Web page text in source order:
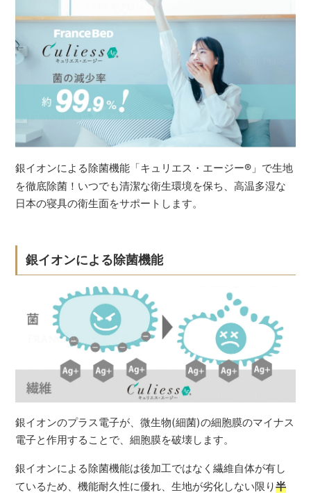
銀イオンによる除菌機能「キュリエス・エージー® 」で生地
を徹底除菌！いつでも清潔な衛生環境を保ち、高温多湿な
日本の寝具の衛生面をサポートします。
銀イオンによる除菌機能
銀イオンのプラス電子が、微生物(細菌)の細胞膜のマイナス
電子と作用することで、細胞膜を破壊します。
銀イオンによる除菌機能は後加工ではなく繊維自体が有し
ているため、機能耐久性に優れ、生地が劣化しない限り半